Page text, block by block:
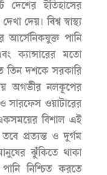
দেশের ইতিহাসের
দেয়। বিশ্ব স্বাস্থ্য
আর্সেনিকযুক্ত পানি
ক্যান্সারের মতো
তিন দশকে সরকারি
অগভীর নলকূপের
সারফেস ওয়াটারের
বিশাল এই
প্রত্যন্ত ও দুর্গম
ঝুঁকিতে থাকা
নিশ্চিত করতে